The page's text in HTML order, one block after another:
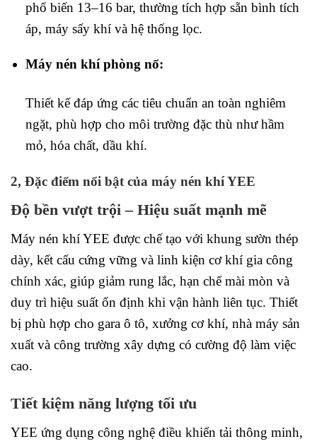
phổ biến 13–16 bar, thường tích hợp sẵn bình tích
áp, máy sấy khí và hệ thống lọc.
Máy nén khí phòng nổ:
Thiết kế đáp ứng các tiêu chuẩn an toàn nghiêm
ngặt, phù hợp cho môi trường đặc thù như hầm
mỏ, hóa chất, dầu khí.
2, Đặc điểm nổi bật của máy nén khí YEE
Độ bền vượt trội – Hiệu suất mạnh mẽ
Máy nén khí YEE được chế tạo với khung sườn thép
dày, kết cấu cứng vững và linh kiện cơ khí gia công
chính xác, giúp giảm rung lắc, hạn chế mài mòn và
duy trì hiệu suất ổn định khi vận hành liên tục. Thiết
bị phù hợp cho gara ô tô, xưởng cơ khí, nhà máy sản
xuất và công trường xây dựng có cường độ làm việc
cao.
Tiết kiệm năng lượng tối ưu
YEE ứng dụng công nghệ điều khiển tải thông minh,